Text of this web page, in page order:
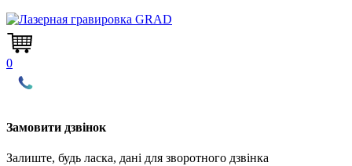
0
Замовити дзвінок
Залиште, будь ласка, дані для зворотного дзвінка